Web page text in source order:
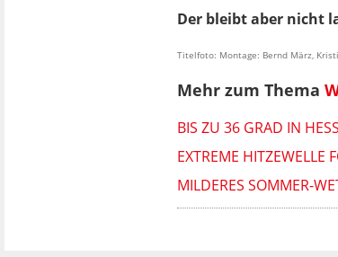
Der bleibt aber nicht
Titelfoto: Montage: Bernd März,
Mehr zum Thema
BIS ZU 36 GRAD IN
EXTREME HITZEWELLE
MILDERES SOMMER-